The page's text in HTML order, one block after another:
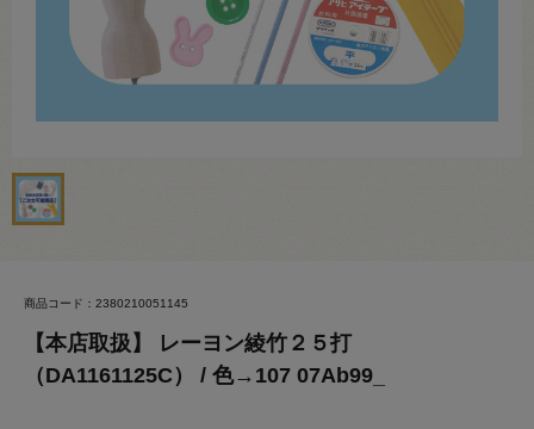
商品コード：2380210051145
【本店取扱】 レーヨン綾竹２５打
（DA1161125C） / 色→107 07Ab99_